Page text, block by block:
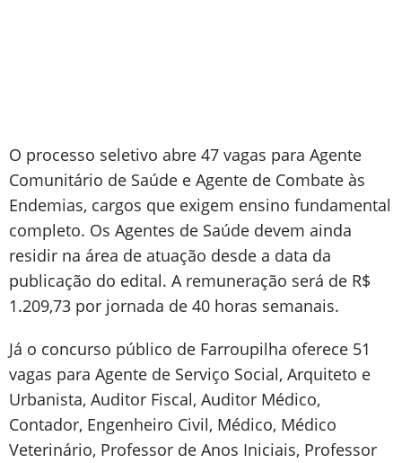
O processo seletivo abre 47 vagas para Agente
Comunitário de Saúde e Agente de Combate às
Endemias, cargos que exigem ensino fundamental
completo. Os Agentes de Saúde devem ainda
residir na área de atuação desde a data da
publicação do edital. A remuneração será de R$
1.209,73 por jornada de 40 horas semanais.
Já o concurso público de Farroupilha oferece 51
vagas para Agente de Serviço Social, Arquiteto e
Urbanista, Auditor Fiscal, Auditor Médico,
Contador, Engenheiro Civil, Médico, Médico
Veterinário, Professor de Anos Iniciais, Professor